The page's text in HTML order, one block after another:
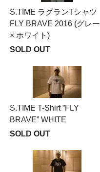
S.TIME ラグランTシャツ
FLY BRAVE 2016 (グレー
× ホワイト)
SOLD OUT
S.TIME T-Shirt ”FLY
BRAVE” WHITE
SOLD OUT